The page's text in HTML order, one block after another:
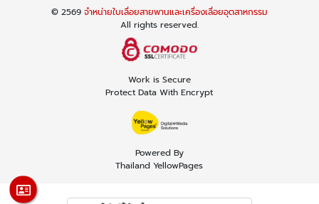
© 2569 จำหน่ายใบเลื่อยสายพานและเครื่องเลื่อยอุตสาหกรรม
All rights reserved.
Work is Secure
Protect Data With Encrypt
Powered By
Thailand YellowPages